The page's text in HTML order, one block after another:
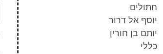
חתולים
יוסף אל דרור
יותם בן חורין
כללי